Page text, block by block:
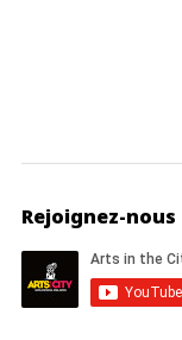
Rejoignez-nous